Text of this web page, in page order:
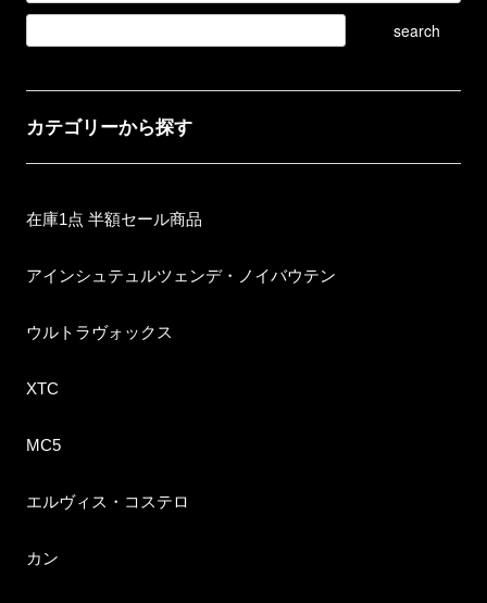
カテゴリーから探す
在庫1点 半額セール商品
アインシュテュルツェンデ・ノイバウテン
ウルトラヴォックス
XTC
MC5
エルヴィス・コステロ
カン